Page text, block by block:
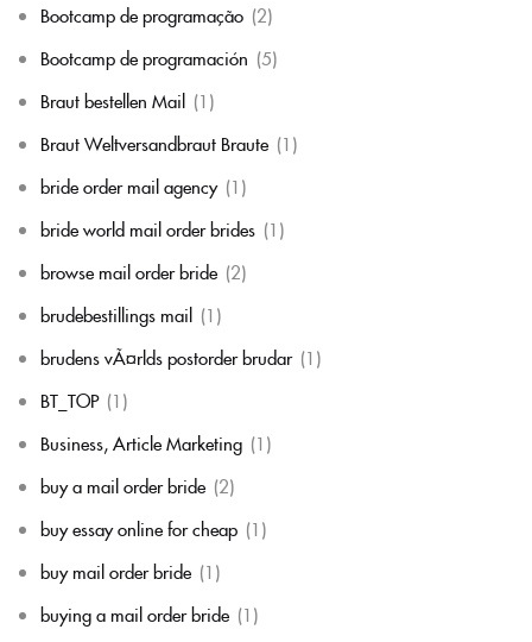
Bootcamp de programação (2)
Bootcamp de programación (5)
Braut bestellen Mail (1)
Braut Weltversandbraut Braute (1)
bride order mail agency (1)
bride world mail order brides (1)
browse mail order bride (2)
brudebestillings mail (1)
brudens vÃ¤rlds postorder brudar (1)
BT_TOP (1)
Business, Article Marketing (1)
buy a mail order bride (2)
buy essay online for cheap (1)
buy mail order bride (1)
buying a mail order bride (1)